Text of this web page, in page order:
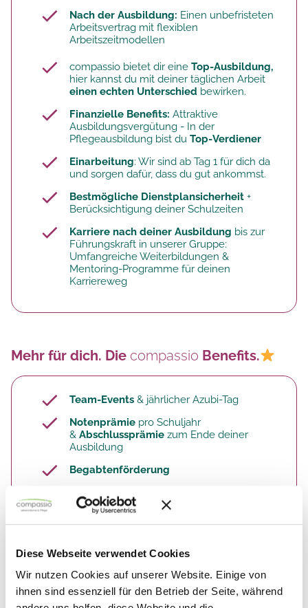
Diese Webseite verwendet Cookies
Wir nutzen Cookies auf unserer Website. Einige von
ihnen sind essenziell für den Betrieb der Seite, während
Nach der Ausbildung: Einen unbefristeten
Arbeitsvertrag mit flexiblen
Arbeitszeitmodellen
compassio bietet dir eine Top-Ausbildung,
hier kannst du mit deiner täglichen Arbeit
einen echten Unterschied bewirken.
Finanzielle Benefits: Attraktive
Ausbildungsvergütung - In der
Pflegeausbildung bist du Top-Verdiener
Einarbeitung: Wir sind ab Tag 1 für dich da
und sorgen dafür, dass du gut ankommst.
Bestmögliche Dienstplansicherheit +
Berücksichtigung deiner Schulzeiten
Karriere nach deiner Ausbildung bis zur
Führungskraft in unserer Gruppe:
Umfangreiche Weiterbildungen &
Mentoring-Programme für deinen
Karriereweg
Mehr für dich. Die compassio Benefits.
Team-Events & jährlicher Azubi-Tag
Notenprämie pro Schuljahr
& Abschlussprämie zum Ende deiner
Ausbildung
Begabtenförderung
Corporate Benefits und benefits.me.
Finde hier die komplette
compassio(Link)​